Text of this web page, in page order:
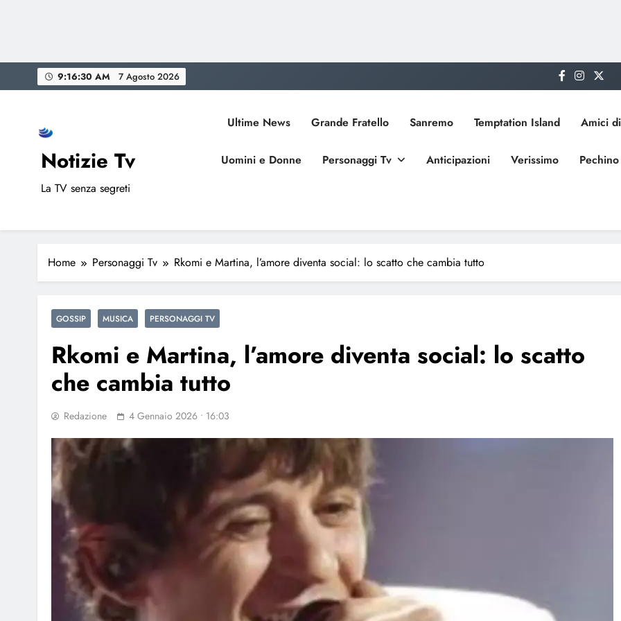
to
9:16:31 AM 7 Agosto 2026
Notizie Tv
La TV senza segreti
Ultime News Grande Fratello Sanremo Temptation Island Amici
Uomini e Donne Personaggi Tv Anticipazioni Verissimo
Home Personaggi Tv Rkomi e Martina, l’amore diventa social: lo scatto che cambia tutto
GOSSIP MUSICA PERSONAGGI TV
Rkomi e Martina, l’amore diventa social: lo scatto
che cambia tutto
Redazione 4 Gennaio 2026 • 16:03